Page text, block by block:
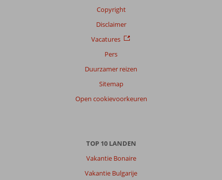
Copyright
Disclaimer
Vacatures
Pers
Duurzamer reizen
Sitemap
Open cookievoorkeuren
TOP 10 LANDEN
Vakantie Bonaire
Vakantie Bulgarije